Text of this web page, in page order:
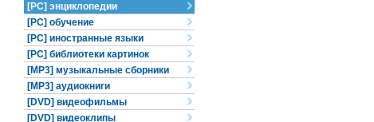
[PC] энциклопедии
[PC] обучение
[PC] иностранные языки
[PC] библиотеки картинок
[MP3] музыкальные сборники
[MP3] аудиокниги
[DVD] видеофильмы
[DVD] видеоклипы